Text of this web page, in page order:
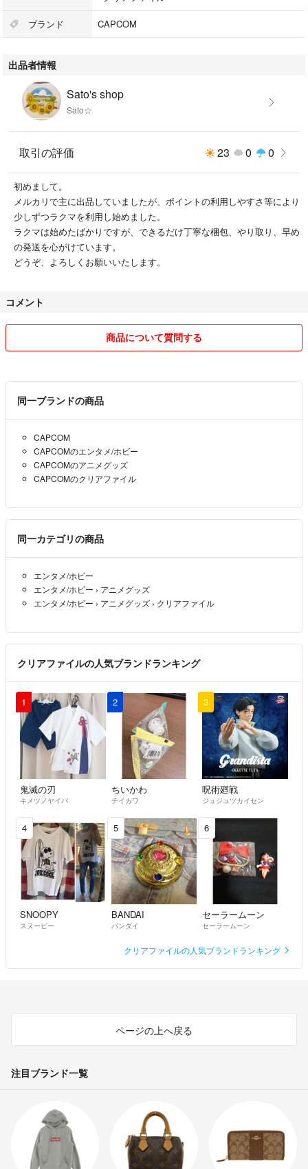
#ストリートファイター35周年記念ライブ
#SF35th
#SF35thLive
ブランド CAPCOM
出品者情報
Sato's shop
Sato☆
取引の評価 23 0 0
初めまして。
メルカリで主に出品していましたが、ポイントの利用しやすさ等により
少しずつラクマを利用し始めました。
ラクマは始めたばかりですが、できるだけ丁寧な梱包、やり取り、早め
の発送を心がけています。
どうぞ、よろしくお願いいたします。
コメント
商品について質問する
同一ブランドの商品
CAPCOM
CAPCOMのエンタメ/ホビー
CAPCOMのアニメグッズ
CAPCOMのクリアファイル
同一カテゴリの商品
エンタメ/ホビー
エンタメ/ホビー › アニメグッズ
エンタメ/ホビー › アニメグッズ › クリアファイル
クリアファイルの人気ブランドランキング
1
鬼滅の刃
キメツノヤイバ
2
ちいかわ
チイカワ
3
呪術廻戦
ジュジュツカイセン
4
SNOOPY
スヌーピー
5
BANDAI
バンダイ
6
セーラームーン
セーラームーン
クリアファイルの人気ブランドランキング
ページの上へ戻る
注目ブランド一覧